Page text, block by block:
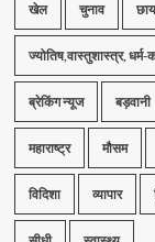
खेल चुनाव
ज्योतिष,वास्तुशास्त्र, धर्म-
ब्रेकिंग न्यूज बड़वानी
महाराष्ट्र मौसम
विदिशा व्यापार